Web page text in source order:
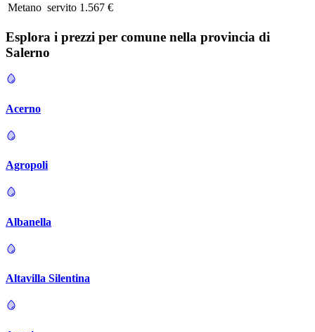
Metano servito 1.567 €
Esplora i prezzi per comune nella provincia di
Salerno
Acerno
Agropoli
Albanella
Altavilla Silentina